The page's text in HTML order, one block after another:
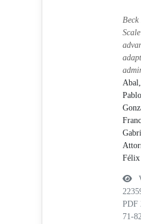
Beck
Félix
PDF
71-